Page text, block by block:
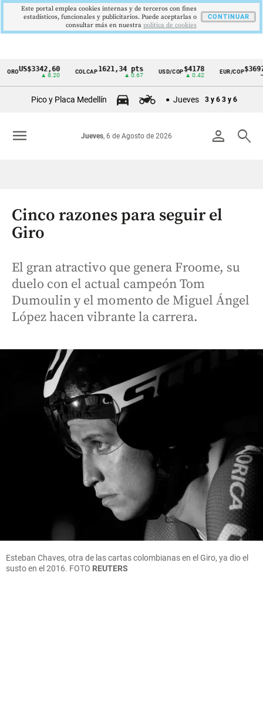
Cintillo
Colombia
US$3342,60
▲ 8.20
COLCAP1621,34 pts
▲ 0.67
USD/COP$4178
▲ 0.42
EUR/COP$3697
Pico y Placa Medellín Jueves 3 y 6 3 y 6
person search
Jueves, 6 de Agosto de 2026
menu
Cinco razones para seguir el
Giro
El gran atractivo que genera Froome, su
duelo con el actual campeón Tom
Dumoulin y el momento de Miguel Ángel
López hacen vibrante la carrera.
Esteban Chaves, otra de las cartas colombianas en el Giro, ya dio el
susto en el 2016. FOTO REUTERS
Este portal emplea cookies internas y de terceros con fines
estadísticos, funcionales y publicitarios. Puede aceptarlas o
consultar más en nuestra politica de cookies
CONTINUAR